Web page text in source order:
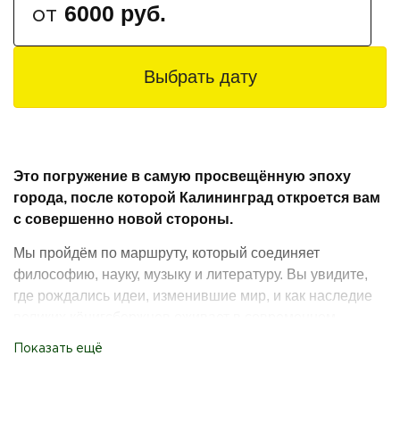
от 6000 руб.
Выбрать дату
Это погружение в самую просвещённую эпоху
города, после которой Калининград откроется вам
с совершенно новой стороны.
Мы пройдём по маршруту, который соединяет
философию, науку, музыку и литературу. Вы увидите,
где рождались идеи, изменившие мир, и как наследие
Показать ещё